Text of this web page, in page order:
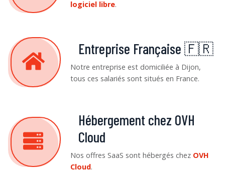
logiciel libre.
Entreprise Française 🇫🇷
Notre entreprise est domiciliée à Dijon,
tous ces salariés sont situés en France.
Hébergement chez OVH
Cloud
Nos offres SaaS sont hébergés chez OVH
Cloud.